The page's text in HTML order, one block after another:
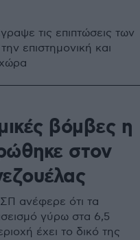
τις επιπτώσεις των
επιστημονική και
βόμβες η
στον
ανέφερε ότι τα
γύρω στα 6,5
έχει το δικό της